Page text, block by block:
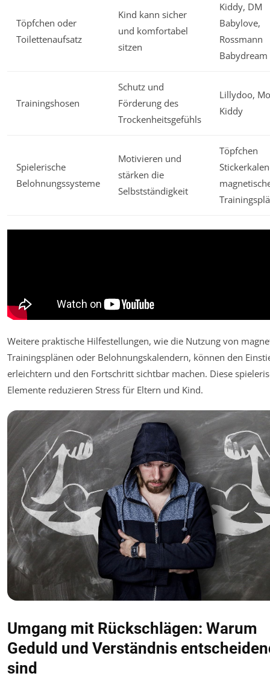
Töpfchen oder
Toilettenaufsatz
Kind kann sicher
und komfortabel
sitzen
Kiddy, DM
Babylove,
Rossmann
Babydream
Trainingshosen
Schutz und
Förderung des
Trockenheitsgefühls
Lillydoo,
Kiddy
Spielerische
Belohnungssysteme
Motivieren und
stärken die
Selbstständigkeit
Töpfchen
Weitere praktische Hilfestellungen, wie die Nutzung von
Trainingsplänen oder Belohnungskalendern, können den
erleichtern und den Fortschritt sichtbar machen. Diese
Elemente reduzieren Stress für Eltern und Kind.
Umgang mit Rückschlägen: Warum
Geduld und Verständnis
sind